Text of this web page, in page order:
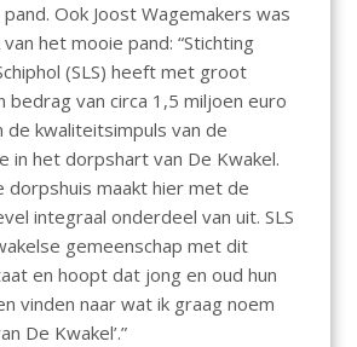
Ook Joost Wagemakers was
het mooie pand: “Stichting
(SLS) heeft met groot
bedrag van circa 1,5 miljoen euro
de kwaliteitsimpuls van de
in het dorpshart van De Kwakel.
dorpshuis maakt hier met de
integraal onderdeel van uit. SLS
gemeenschap met dit
en hoopt dat jong en oud hun
vinden naar wat ik graag noem
De Kwakel’.”